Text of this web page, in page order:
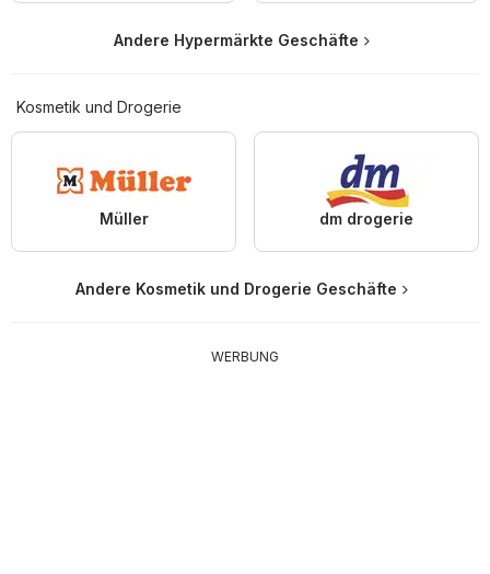
Andere Hypermärkte Geschäfte
Kosmetik und Drogerie
Müller dm drogerie
Andere Kosmetik und Drogerie Geschäfte
WERBUNG